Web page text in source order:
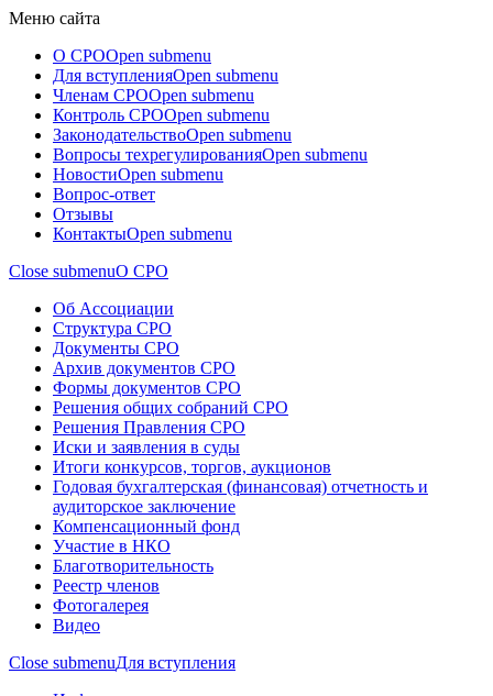
Меню сайта
О СРОOpen submenu
Для вступленияOpen submenu
Членам СРОOpen submenu
Контроль СРОOpen submenu
ЗаконодательствоOpen submenu
Вопросы техрегулированияOpen submenu
НовостиOpen submenu
Вопрос-ответ
Отзывы
КонтактыOpen submenu
Close submenuО СРО
Об Ассоциации
Структура СРО
Документы СРО
Архив документов СРО
Формы документов СРО
Решения общих собраний СРО
Решения Правления СРО
Иски и заявления в суды
Итоги конкурсов, торгов, аукционов
Годовая бухгалтерская (финансовая) отчетность и
аудиторское заключение
Компенсационный фонд
Участие в НКО
Благотворительность
Реестр членов
Фотогалерея
Видео
Close submenuДля вступления